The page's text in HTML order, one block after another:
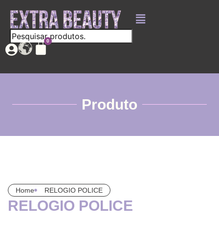
Produto
Home RELOGIO POLICE
RELOGIO POLICE